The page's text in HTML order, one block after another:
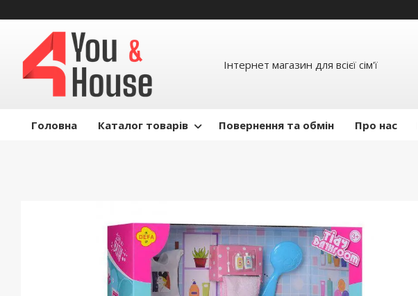
Інтернет магазин для всієї сім'ї
Головна Каталог товарів Повернення та обмін Про нас